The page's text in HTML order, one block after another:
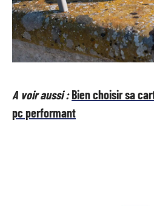
A voir aussi :Bien choisir sa
pc performant